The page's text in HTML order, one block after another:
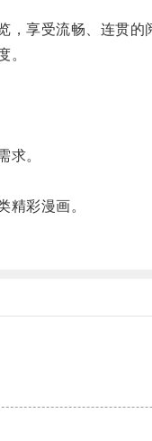
享受流畅、连贯的
。
求。
彩漫画。